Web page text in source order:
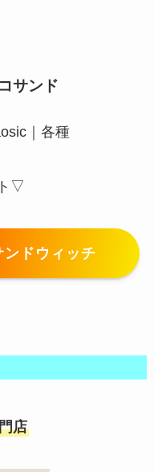
サンド
｜各種
▽
ドウィッチ
店